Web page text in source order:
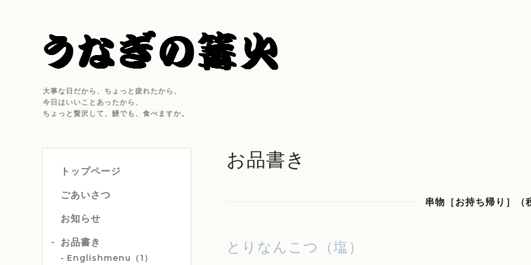
大事な日だから、ちょっと疲れたから、
今日はいいことあったから、
ちょっと贅沢して、鰻でも、食べますか。
トップページ
ごあいさつ
お知らせ
お品書き
Englishmenu（1）
お品書き
串物［お持ち帰り］（
とりなんこつ（塩）